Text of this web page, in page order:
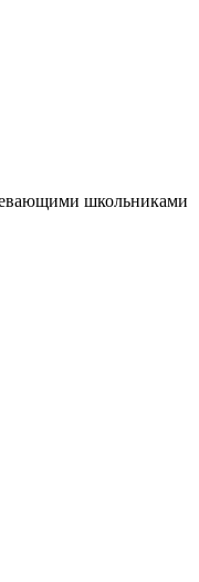
школьниками